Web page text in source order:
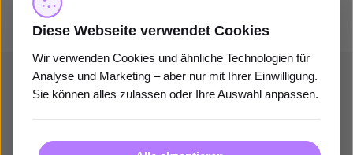
AlsGoogle Premier Partnergehört Standout offiziell zu
Diese Webseite verwendet Cookies
Wir verwenden Cookies und ähnliche Technologien für
Analyse und Marketing – aber nur mit Ihrer Einwilligung.
Sie können alles zulassen oder Ihre Auswahl anpassen.